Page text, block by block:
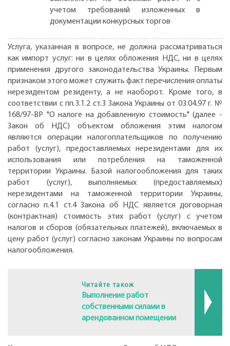
учетом требований изложенных в
документации конкурсных торгов
Услуга, указанная в вопросе, не должна рассматриваться
как импорт услуг: ни в целях обложения НДС, ни в целях
применения другого законодательства Украины. Первым
признаком этого может служить факт перечисления оплаты
нерезидентом резиденту, а не наоборот. Кроме того, в
соответствии с пп.3.1.2 ст.3 Закона Украины от 03.04.97 г. №
168/97-ВР "О налоге на добавленную стоимость" (далее -
Закон об НДС) объектом обложения этим налогом
являются операции налогоплательщиков по получению
работ (услуг), предоставляемых нерезидентами для их
использования или потребления на таможенной
территории Украины. Базой налогообложения для таких
работ (услуг), выполняемых (предоставляемых)
нерезидентами на таможенной территории Украины,
согласно п.4.1 ст.4 Закона об НДС является договорная
(контрактная) стоимость этих работ (услуг) с учетом
налогов и сборов (обязательных платежей), включаемых в
цену работ (услуг) согласно законам Украины по вопросам
налогообложения.
Читайте також
Выполнение работ
собственными силами в
арендованном помещении